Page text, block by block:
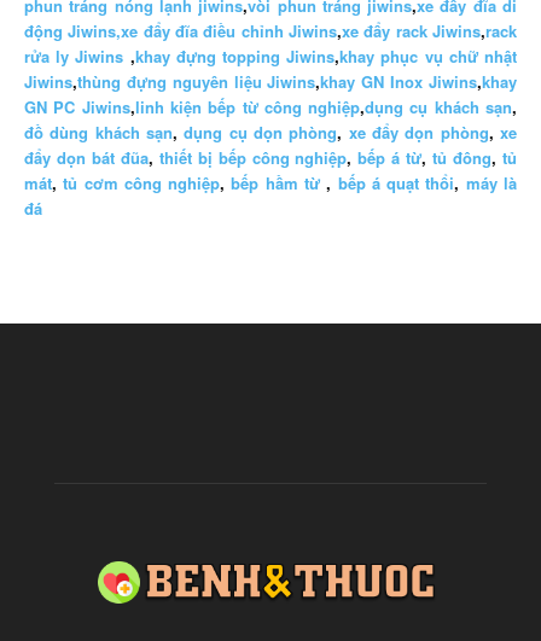
phun tráng nóng lạnh jiwins,vòi phun tráng jiwins,xe đẩy đĩa di
động Jiwins,xe đẩy đĩa điều chỉnh Jiwins,xe đẩy rack Jiwins,rack
rửa ly Jiwins ,khay đựng topping Jiwins,khay phục vụ chữ nhật
Jiwins,thùng đựng nguyên liệu Jiwins,khay GN Inox Jiwins,khay
GN PC Jiwins,linh kiện bếp từ công nghiệp,dụng cụ khách sạn,
đồ dùng khách sạn,dụng cụ dọn phòng, xe đẩy dọn phòng,xe
đẩy dọn bát đũa, thiết bị bếp công nghiệp,bếp á từ,tủ đông,tủ
mát,tủ cơm công nghiệp,bếp hầm từ , bếp á quạt thổi, máy là
đá